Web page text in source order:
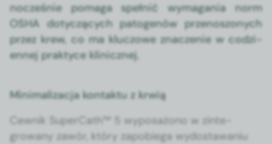
nocześnie poma­ga spełnić wyma­gania norm
OSHA doty­czą­cych pato­genów przenos­zonych
przez krew, co ma kluc­zowe znacze­nie w codzi­
en­nej prak­tyce klin­icznej.
Minimalizacja kontaktu z krwią
Cewnik Super­Cath™ 5 wyposażono w zin­te­
growany zawór, który zapo­b­ie­ga wydostawa­niu